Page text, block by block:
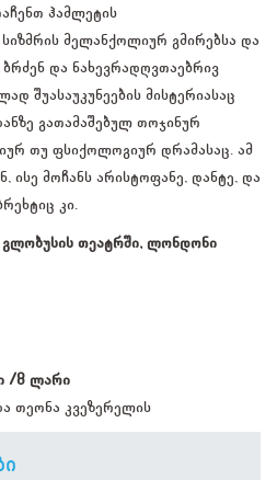
ჰამლეტის
მელანქოლიურ გმირებსა და
და ნახევრადღვთაებრივ
შუასაუკუნეების მისტერიასაც
გათამაშებულ თოჯინურ
თუ ფსიქოლოგიურ დრამასაც. ამ
ისე მოჩანს არისტოფანე, დანტე, და
კი.
თეატრში, ლონდონი
/8 ლარი
თეონა კვეზერელის